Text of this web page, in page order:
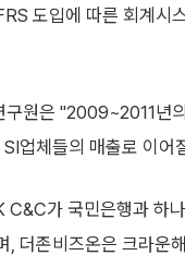
도입에 따른 회계시
구원은 "2009~2011년
업체들의 매출로 이어
C&C가 국민은행과 하
, 더존비즈온은 크라운